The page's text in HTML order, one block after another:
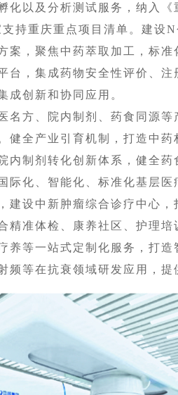
化以及分析测试服务，纳入
持重庆重点项目清单。建设
案，聚焦中药萃取加工，标
台，集成药物安全性评价、
成创新和协同应用。
方、院内制剂、药食同源等
健全产业引育机制，打造中
内制剂转化创新体系，健全药
化、智能化、标准化基层医
建设中新肿瘤综合诊疗中心，
准体检、康养社区、护理培
养等一站式定制化服务，打造
频等在抗衰领域研发应用，提